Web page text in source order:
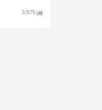
3,575